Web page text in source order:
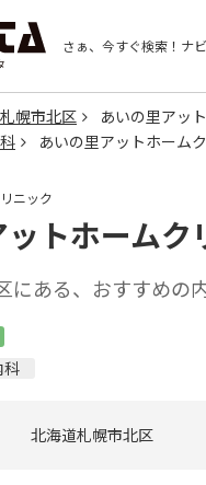
さぁ、今すぐ検索！ ナ
札幌市北区
あいの里アッ
あいの里アットホーム
ニック
トホームク
にある、おすすめの
科
北海道札幌市北区